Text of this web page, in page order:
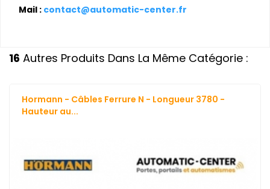
Mail : contact@automatic-center.fr
16 Autres Produits Dans La Même Catégorie :
Hormann - Câbles Ferrure N - Longueur 3780 -
Hauteur au...